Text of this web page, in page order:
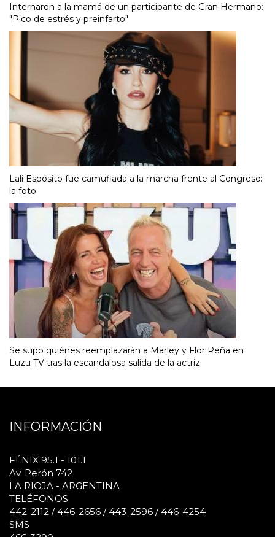
Internaron a la mamá de un participante de Gran Hermano:
"Pico de estrés y preinfarto"
Lali Espósito fue camuflada a la marcha frente al Congreso:
la foto
Se supo quiénes reemplazarán a Marley y Flor Peña en
Luzu TV tras la escandalosa salida de la actriz
INFORMACIÓN
FÉNIX 95.1 - 101.1
Av. Perón 742
LA RIOJA - ARGENTINA
TELÉFONOS
442-2112 / 446-2656 / 443-2596 / 446-4254
SMS